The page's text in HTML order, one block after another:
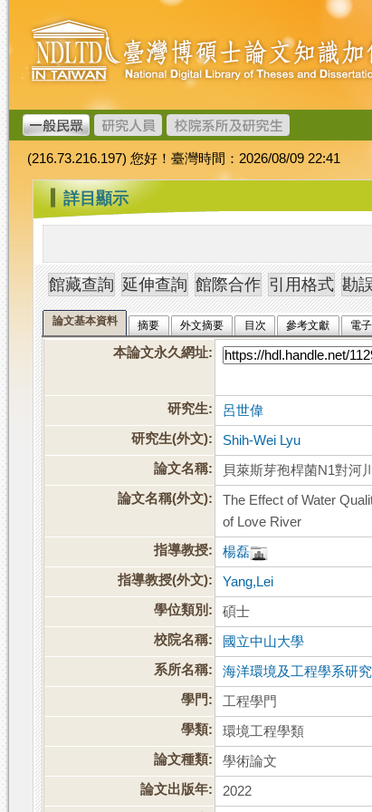
跳
到
主
要
內
容
臺
灣
博
碩
士
論
文
加
值
系
統
(216.73.216.197) 您好！臺灣時間：2026/08/09 22:41
::: 詳目顯示
論文基本資料 摘要 外文摘要 目次 參考文獻 電
本論文永久網址:
研究生:
呂世偉
研究生(外文):
Shih-Wei Lyu
論文名稱:
貝萊斯芽孢桿菌N1對河
論文名稱(外文):
The Effect of Water
of Love River
指導教授:
楊磊
指導教授(外文):
Yang,Lei
學位類別:
碩士
校院名稱:
國立中山大學
系所名稱:
海洋環境及工程學系研
學門:
工程學門
學類:
環境工程學類
論文種類:
學術論文
論文出版年:
2022